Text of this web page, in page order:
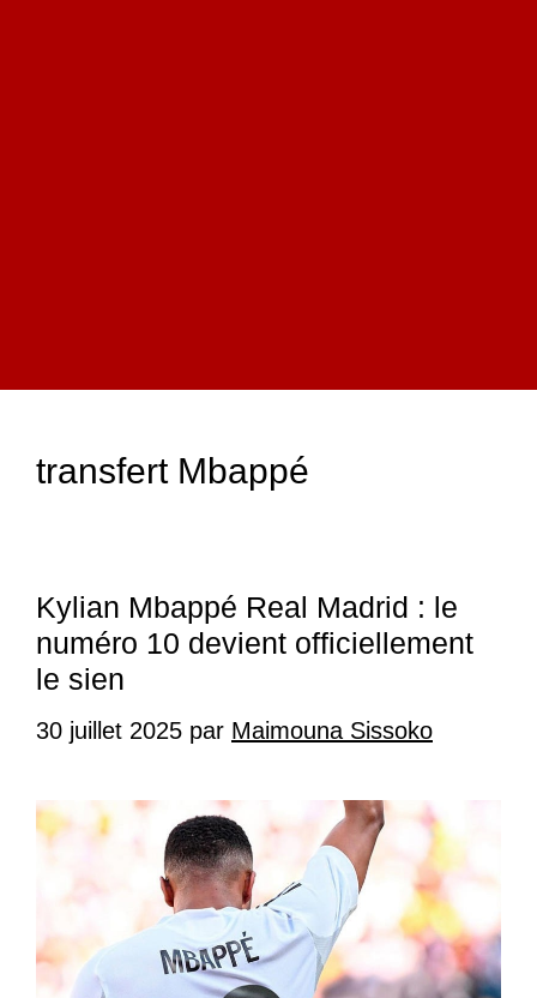
transfert Mbappé
Kylian Mbappé Real Madrid : le
numéro 10 devient officiellement
le sien
30 juillet 2025 par Maimouna Sissoko